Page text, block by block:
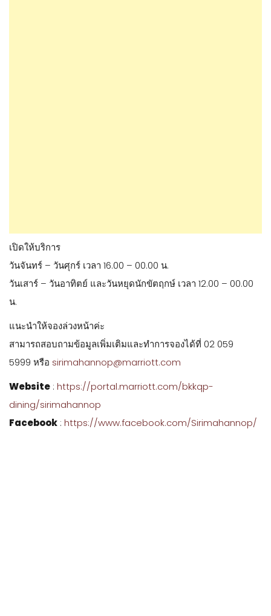
เปิดให้บริการ
วันจันทร์ – วันศุกร์ เวลา 16.00 – 00.00 น.
วันเสาร์ – วันอาทิตย์ และวันหยุดนักขัตฤกษ์ เวลา 12.00 – 00.00
น.
แนะนำให้จองล่วงหน้าค่ะ
สามารถสอบถามข้อมูลเพิ่มเติมและทำการจองได้ที่ 02 059
5999 หรือ sirimahannop@marriott.com
Website : https://portal.marriott.com/bkkqp-
dining/sirimahannop
Facebook : https://www.facebook.com/Sirimahannop/